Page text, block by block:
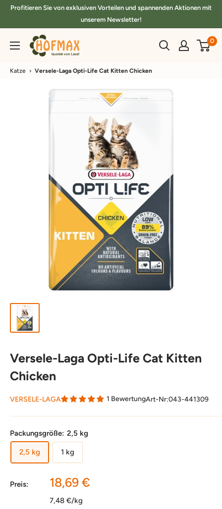
DirektProfitieren Sie von exklusiven Vorteilen und spannenden Aktionen mit
unserem Newsletter!
hofmax.de 0
Katze › Versele-Laga Opti-Life Cat Kitten Chicken
Versele-Laga Opti-Life Cat Kitten
Chicken
VERSELE-LAGA 1 BewertungArt-Nr:043-441309
Packungsgröße: 2,5 kg
2,5 kg 1 kg
Preis: Sonderpreis
18,69 €
7,48 €/kg